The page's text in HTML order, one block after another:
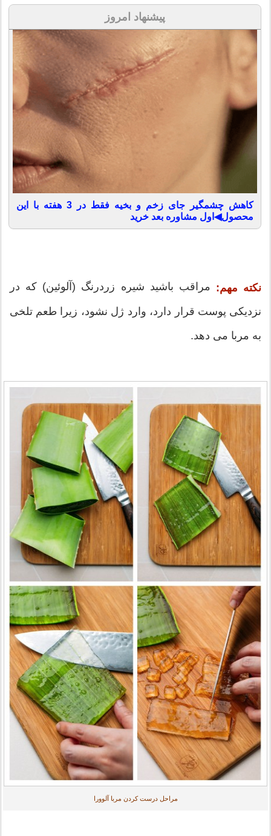
پیشنهاد امروز
کاهش چشمگیر جای زخم و بخیه فقط در 3 هفته با این
محصول◀اول مشاوره بعد خرید
نکته مهم: مراقب باشید شیره زردرنگ (آلوئین) که در
نزدیکی پوست قرار دارد، وارد ژل نشود، زیرا طعم تلخی
به مربا می دهد.
مراحل درست کردن مربا آلوورا